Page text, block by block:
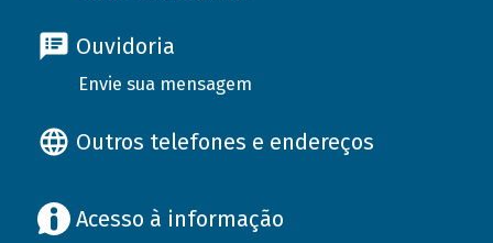
Ouvidoria
Envie sua mensagem
Outros telefones e endereços
Acesso à informação